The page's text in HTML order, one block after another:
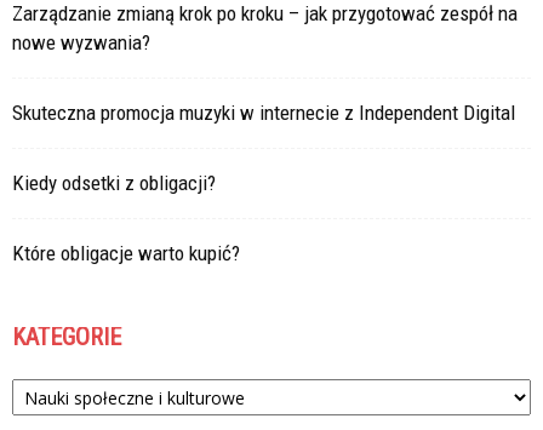
Zarządzanie zmianą krok po kroku – jak przygotować zespół na
nowe wyzwania?
Skuteczna promocja muzyki w internecie z Independent Digital
Kiedy odsetki z obligacji?
Które obligacje warto kupić?
KATEGORIE
Kategorie